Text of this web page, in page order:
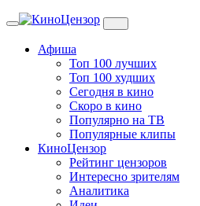
Toggle
Афиша
Топ 100 лучших
Топ 100 худших
Сегодня в кино
Скоро в кино
Популярно на ТВ
Популярные клипы
КиноЦензор
Рейтинг цензоров
Интересно зрителям
Аналитика